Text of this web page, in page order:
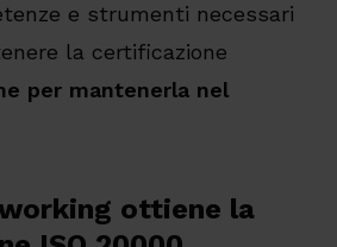
e strumenti necessari
la certificazione
per mantenerla nel
ottiene la